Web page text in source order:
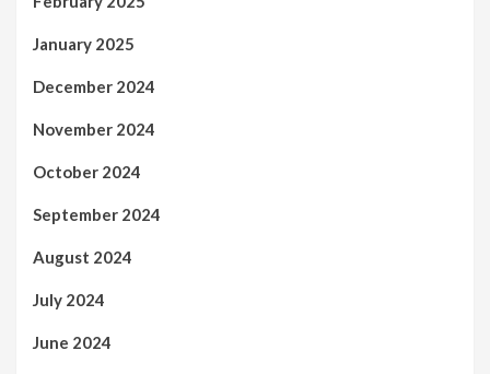
January 2025
December 2024
November 2024
October 2024
September 2024
August 2024
July 2024
June 2024